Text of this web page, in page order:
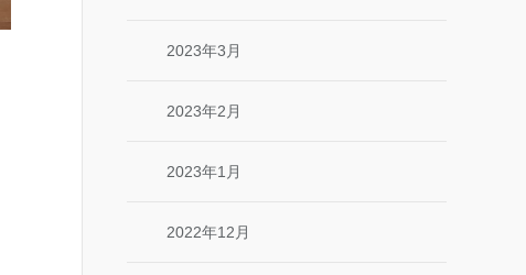
2023年3月
2023年2月
2023年1月
2022年12月